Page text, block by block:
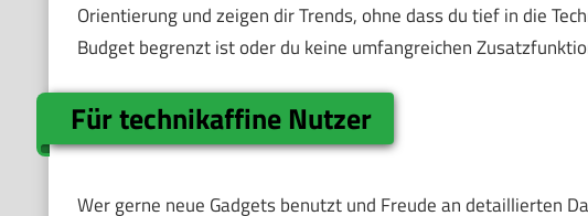
Orientierung und zeigen dir Trends, ohne dass du tief in die
Budget begrenzt ist oder du keine umfangreichen
Für technikaffine Nutzer
Wer gerne neue Gadgets benutzt und Freude an detaillierten